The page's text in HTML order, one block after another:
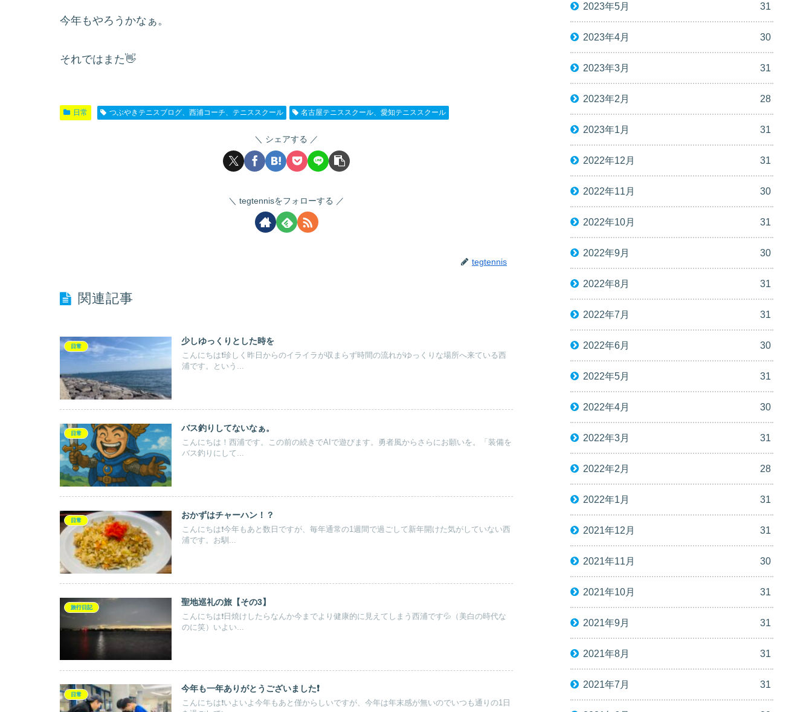
今年もやろうかなぁ。
それではまた👋
日常 つぶやきテニスブログ、西浦コーチ、テニススクール 名古屋テニススクール、愛知テニススクール
シェアする
tegtennisをフォローする
tegtennis
関連記事
日常
少しゆっくりとした時を
こんにちは❗️珍しく昨日からのイライラが収まらず時間の流れがゆっくりな場所へ来ている西
浦です。という...
日常
バス釣りしてないなぁ。
こんにちは！西浦です。この前の続きでAIで遊びます。勇者風からさらにお願いを。「装備を
バス釣りにして...
日常
おかずはチャーハン！？
こんにちは❗️今年もあと数日ですが、毎年通常の1週間で過ごして新年開けた気がしていない西
浦です。お馴...
旅行日記
聖地巡礼の旅【その3】
こんにちは❗️日焼けしたらなんか今までより健康的に見えてしまう西浦です💦（美白の時代な
のに笑）いよい...
日常
今年も一年ありがとうございました❗️
こんにちは❗️いよいよ今年もあと僅からしいですが、今年は年末感が無いのでいつも通りの1日
2023年5月 31
2023年4月 30
2023年3月 31
2023年2月 28
2023年1月 31
2022年12月 31
2022年11月 30
2022年10月 31
2022年9月 30
2022年8月 31
2022年7月 31
2022年6月 30
2022年5月 31
2022年4月 30
2022年3月 31
2022年2月 28
2022年1月 31
2021年12月 31
2021年11月 30
2021年10月 31
2021年9月 31
2021年8月 31
2021年7月 31